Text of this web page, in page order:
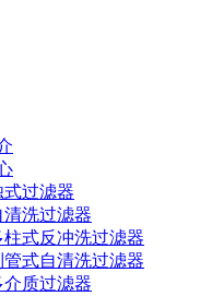
式过滤器
清洗过滤器
柱式反冲洗过滤器
管式自清洗过滤器
介质过滤器